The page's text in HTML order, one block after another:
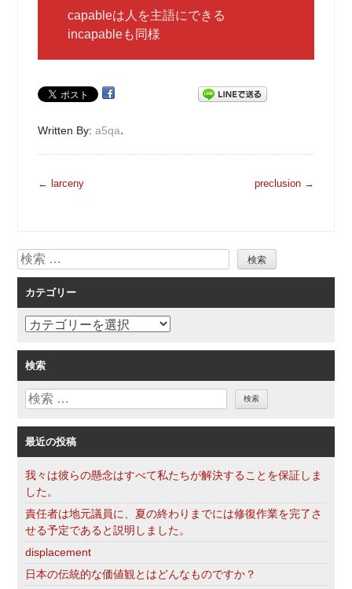
capableは人を主語にできる
incapableも同様
Written By:a5qa.
投
ゲ
ー
シ
ョ
ン
← larceny preclusion →
検
索
カテゴリー
カ
ゴ
リ
ー
検索
検
最近の投稿
我々は彼らの懸念はすべて私たちが解決することを保証しま
した。
責任者は地元議員に、夏の終わりまでには修復作業を完了さ
せる予定であると説明しました。
displacement
日本の伝統的な価値観とはどんなものですか？